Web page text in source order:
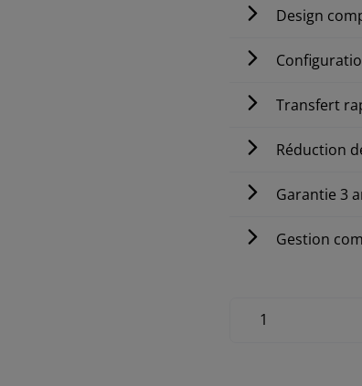
Design
Transfert
Réduction
Garantie 3
Gestion